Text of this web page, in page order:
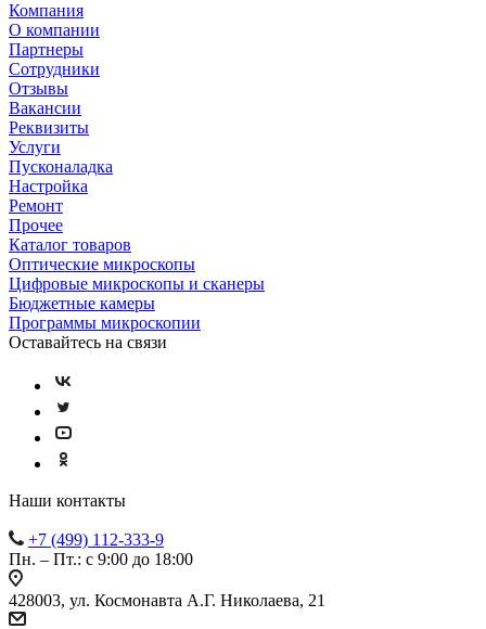
Компания
О компании
Партнеры
Сотрудники
Отзывы
Вакансии
Реквизиты
Услуги
Пусконаладка
Настройка
Ремонт
Прочее
Каталог товаров
Оптические микроскопы
Цифровые микроскопы и сканеры
Бюджетные камеры
Программы микроскопии
Оставайтесь на связи
Наши контакты
+7 (499) 112-333-9
Пн. – Пт.: с 9:00 до 18:00
428003, ул. Космонавта А.Г. Николаева, 21